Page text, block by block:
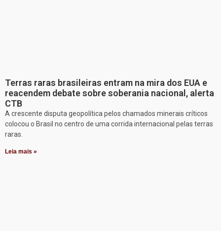
Terras raras brasileiras entram na mira dos EUA e
reacendem debate sobre soberania nacional, alerta
CTB
A crescente disputa geopolítica pelos chamados minerais críticos
colocou o Brasil no centro de uma corrida internacional pelas terras
raras.
Leia mais »